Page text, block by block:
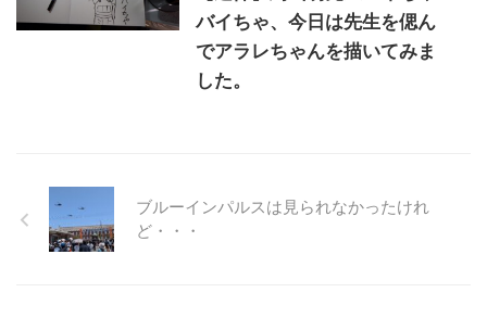
バイちゃ、今日は先生を偲ん
でアラレちゃんを描いてみま
した。
ブルーインパルスは見られなかったけれ
ど・・・